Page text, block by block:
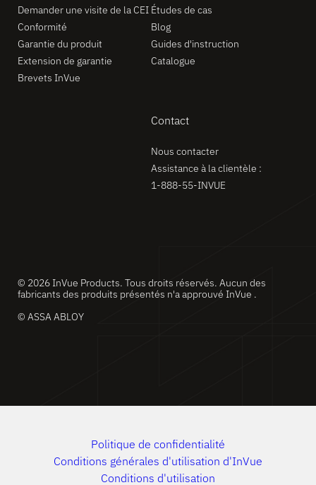
Demander une visite de la CEI
Conformité
Garantie du produit
Extension de garantie
Brevets InVue
Études de cas
Blog
Guides d'instruction
Catalogue
Contact
Nous contacter
Assistance à la clientèle :
1-888-55-INVUE
© 2026 InVue Products. Tous droits réservés. Aucun des
fabricants des produits présentés n'a approuvé InVue .
© ASSA ABLOY
Politique de confidentialité
Conditions générales d'utilisation d'InVue
Conditions d'utilisation